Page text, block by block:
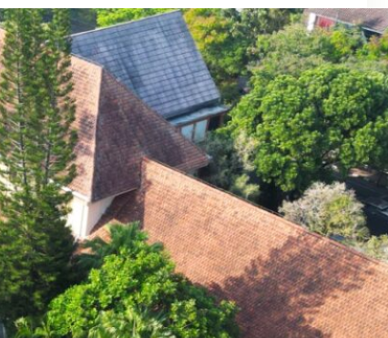
Facebook Twitter LinkedIn Instagram